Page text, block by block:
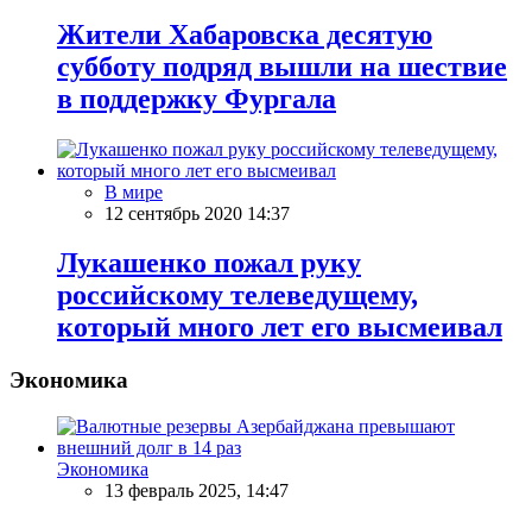
Жители Хабаровска десятую
субботу подряд вышли на шествие
в поддержку Фургала
В мире
12 сентябрь 2020 14:37
Лукашенко пожал руку
российскому телеведущему,
который много лет его высмеивал
Экономика
Экономика
13 февраль 2025, 14:47